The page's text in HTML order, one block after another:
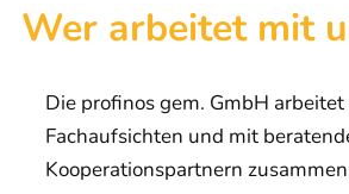
Wer arbeitet mit
Die profinos gem. GmbH
Fachaufsichten und mit
Kooperationspartnern